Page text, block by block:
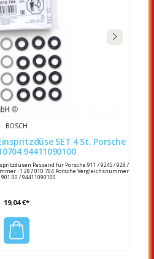
BOSCH
SET 4 St. Porsche
944 1287010704 94411090100
Passend für Porsche 911 / 924S / 928 /
: 1 287 010 704 Porsche Vergleichsnummer
901 00 / 94411090100
19,04 €*